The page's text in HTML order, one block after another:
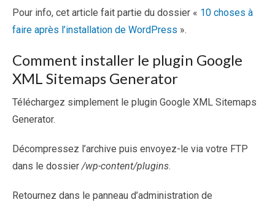
Pour info, cet article fait partie du dossier « 10 choses à
faire après l’installation de WordPress ».
Comment installer le plugin Google
XML Sitemaps Generator
Téléchargez simplement le plugin Google XML Sitemaps
Generator.
Décompressez l’archive puis envoyez-le via votre FTP
dans le dossier /wp-content/plugins.
Retournez dans le panneau d’administration de